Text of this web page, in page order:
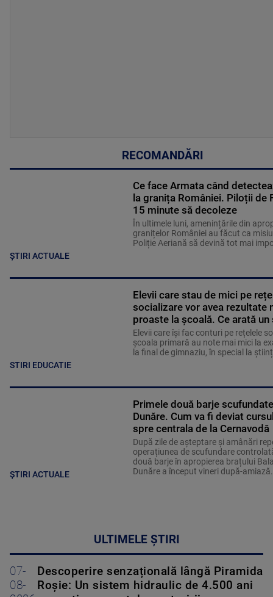
RECOMANDĂRI
ȘTIRI ACTUALE
Ce face Armata când
la granița României. Piloții de
15 minute să decoleze
În ultimele luni, amenințările din
granițelor României au făcut ca
Poliție Aeriană să devină tot mai
STIRI EDUCATIE
Elevii care stau de mici pe
socializare vor avea rezultate
proaste la școală. Ce arată un
Elevii care îşi fac conturi pe rețelele
școala primară au note mai mici la
la final de gimnaziu, în special la
ȘTIRI ACTUALE
Primele două barje
Dunăre. Cum va fi deviat
spre centrala de la Cernavodă
După zile de așteptare și amânări
operațiunea de scufundare
două barje în apropierea brațului
Dunăre a început vineri după-
ULTIMELE ȘTIRI
07-
08-
Descoperire senzațională lângă Piramida
Roșie: Un sistem hidraulic de 4.500 ani